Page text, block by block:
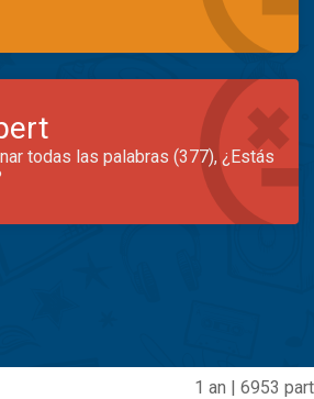
todas las palabras (377), ¿Estás
1 an | 6953